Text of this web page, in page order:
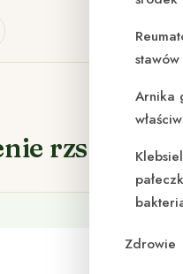
Arnika
Zdrowie
rzs